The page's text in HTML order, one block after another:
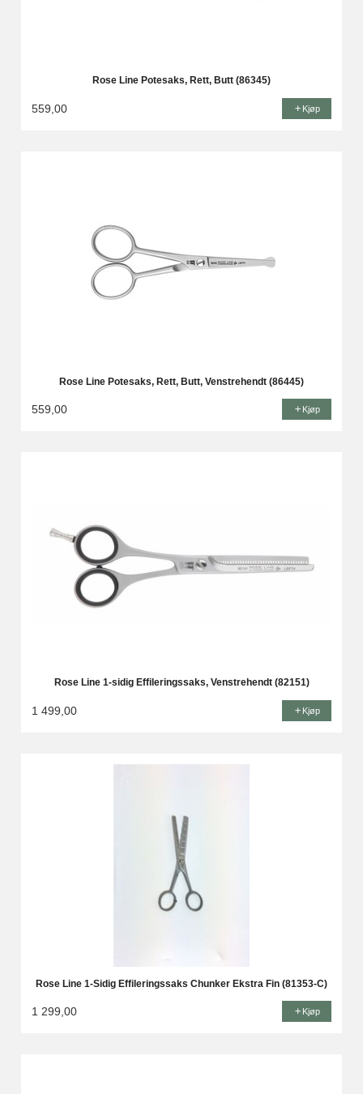
Rose Line Potesaks, Rett, Butt (86345)
559,00 Kjøp
Rose Line Potesaks, Rett, Butt, Venstrehendt (86445)
559,00 Kjøp
Rose Line 1-sidig Effileringssaks, Venstrehendt (82151)
1 499,00 Kjøp
Rose Line 1-Sidig Effileringssaks Chunker Ekstra Fin (81353-C)
1 299,00 Kjøp